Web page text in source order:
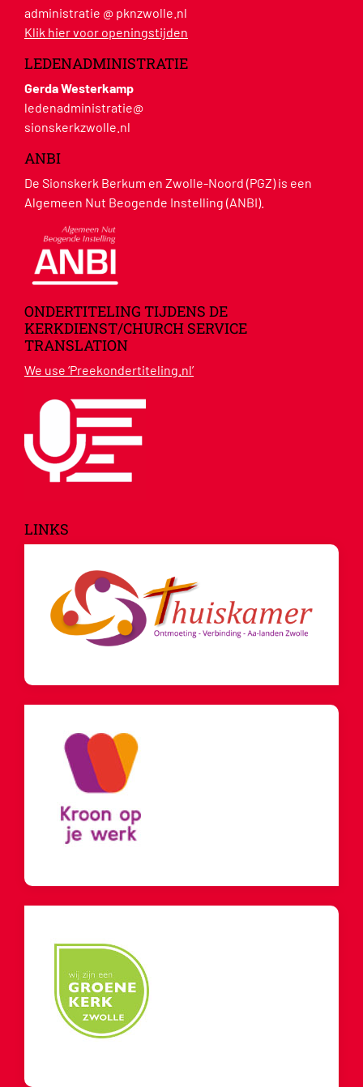
administratie @ pknzwolle.nl
Klik hier voor openingstijden
LEDENADMINISTRATIE
Gerda Westerkamp
ledenadministratie@
sionskerkzwolle.nl
ANBI
De Sionskerk Berkum en Zwolle-Noord (PGZ) is een
Algemeen Nut Beogende Instelling (ANBI).
ONDERTITELING TIJDENS DE
KERKDIENST/CHURCH SERVICE
TRANSLATION
We use ‘Preekondertiteling.nl’
LINKS